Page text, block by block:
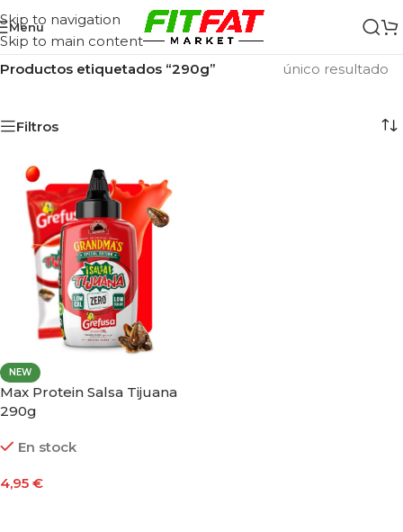
Skip to navigation
Skip to main content
Menu
Inicio/
Productos etiquetados “290g”
único resultado
Filtros
NEW
Max Protein Salsa Tijuana
290g
En stock
4,95 €